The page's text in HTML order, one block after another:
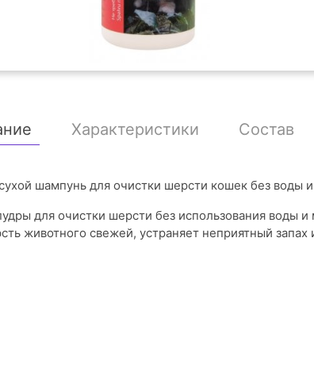
Характеристики Состав
шампунь для очистки шерсти кошек без воды
для очистки шерсти без использования воды и
животного свежей, устраняет неприятный